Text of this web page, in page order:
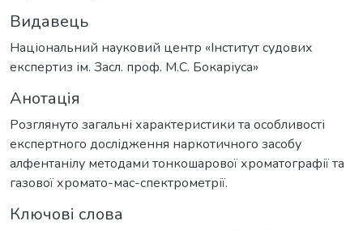
Видавець
Національний науковий центр «Інститут судових
експертиз ім. Засл. проф. М.С. Бокаріуса»
Анотація
Розглянуто загальні характеристики та особливості
експертного дослідження наркотичного засобу
алфентанілу методами тонкошарової хроматографії та
газової хромато-мас-спектрометрії.
Ключові слова